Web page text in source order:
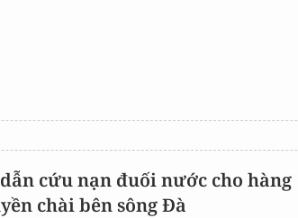
cứu nạn đuối nước cho hàng
chài bên sông Đà